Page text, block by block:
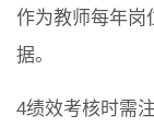
作为教师每年岗
据。
4绩效考核时需